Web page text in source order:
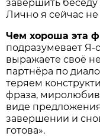
завершить беседу
Лично я сейчас
Чем хороша эта
подразумевает
выражаете своё
партнёра по
теряем
фраза,
виде
завершении и
готова».